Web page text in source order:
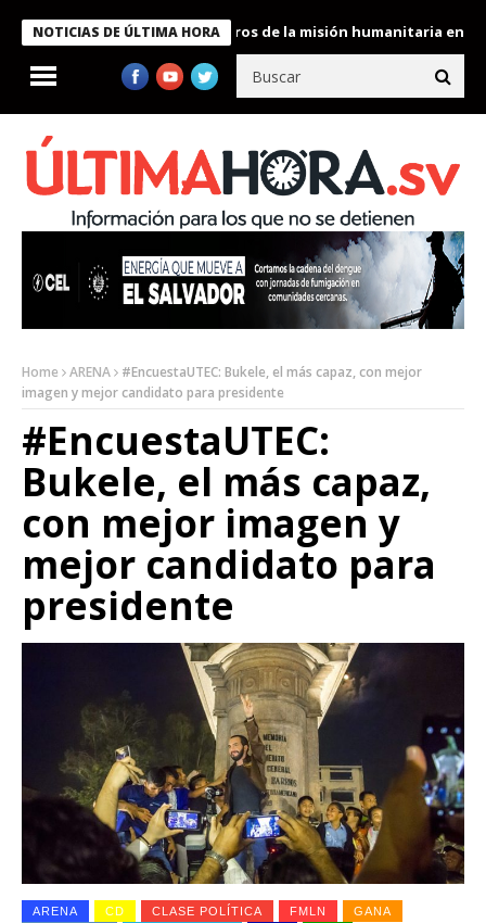
NOTICIAS DE ÚLTIMA HORA
condecora a miembros de la misión humanitaria enviada a
Home ARENA
#EncuestaUTEC: Bukele, el más capaz, con mejor
imagen y mejor candidato para presidente
#EncuestaUTEC:
Bukele, el más capaz,
con mejor imagen y
mejor candidato para
presidente
ARENA CD CLASE POLÍTICA FMLN
GANA